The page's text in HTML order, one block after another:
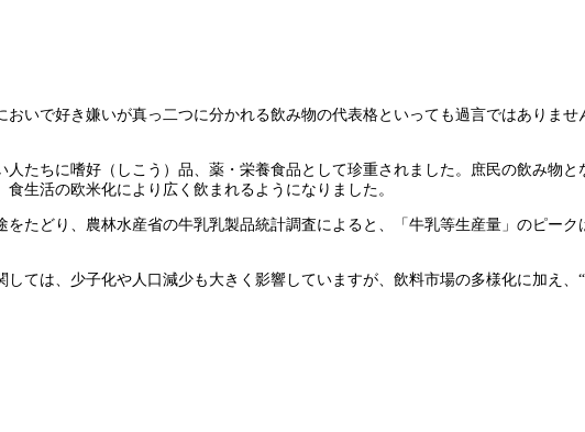
いで好き嫌いが真っ二つに分かれる飲み物の代表格といっても過言ではありま
たちに嗜好（しこう）品、薬・栄養食品として珍重されました。庶民の飲み物
生活の欧米化により広く飲まれるようになりました。
たどり、農林水産省の牛乳乳製品統計調査によると、「牛乳等生産量」のピー
ては、少子化や人口減少も大きく影響していますが、飲料市場の多様化に加え